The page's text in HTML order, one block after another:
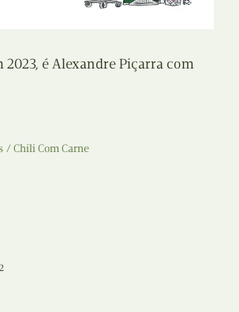
2023, é Alexandre Piçarra com
Chili Com Carne